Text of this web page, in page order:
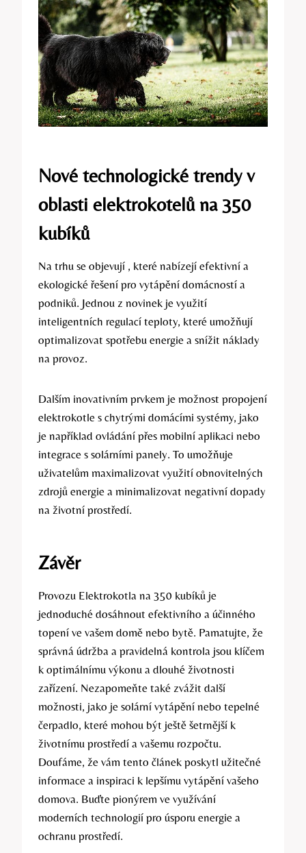
Nové‌ technologické trendy v
oblasti elektrokotelů na 350​
kubíků
Na trhu se objevují , ​které nabízejí efektivní ⁤a
ekologické řešení⁤ pro ‍vytápění domácností ⁣a
podniků. Jednou z‌ novinek je využití
inteligentních regulací teploty, které ​umožňují‌
optimalizovat spotřebu energie ‌a snížit náklady
‍na provoz.
Dalším inovativním ⁤prvkem je možnost⁢ propojení
elektrokotle s ⁤chytrými domácími​ systémy, ⁣jako
je například‌ ovládání přes mobilní aplikaci nebo
integrace s⁣ solárními panely. To umožňuje
uživatelům maximalizovat využití obnovitelných
zdrojů ⁤energie a minimalizovat negativní dopady
na životní prostředí.
Závěr
Provozu Elektrokotla na 350 kubíků je
jednoduché ⁢dosáhnout efektivního ⁤a účinného
topení‌ ve vašem domě‌ nebo bytě. Pamatujte, že​
správná údržba a pravidelná kontrola jsou klíčem
k optimálnímu výkonu ‍a dlouhé životnosti
zařízení. Nezapomeňte také zvážit další
možnosti, jako⁤ je solární‌ vytápění nebo tepelné
čerpadlo, které mohou být​ ještě šetrnější k
životnímu ​prostředí a⁣ vašemu rozpočtu.
Doufáme, že vám tento⁤ článek poskytl užitečné
informace a inspiraci k lepšímu vytápění vašeho
domova. Buďte​ pionýrem⁤ ve využívání
moderních technologií pro úsporu energie a
‌ochranu prostředí.